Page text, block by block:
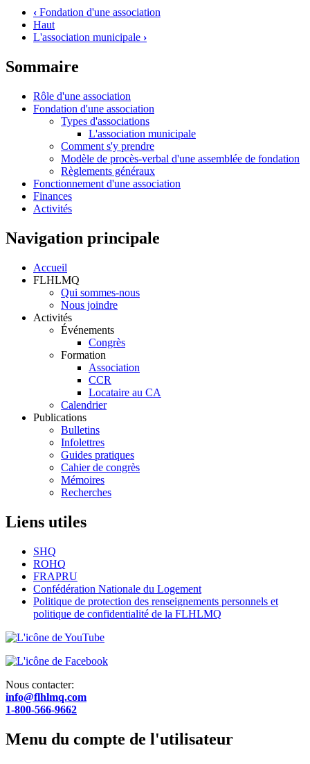
‹ Fondation d'une association
Haut
L'association municipale ›
Sommaire
Rôle d'une association
Fondation d'une association
Types d'associations
L'association municipale
Comment s'y prendre
Modèle de procès-verbal d'une assemblée de fondation
Règlements généraux
Fonctionnement d'une association
Finances
Activités
Navigation principale
Accueil
FLHLMQ
Qui sommes-nous
Nous joindre
Activités
Événements
Congrès
Formation
Association
CCR
Locataire au CA
Calendrier
Publications
Bulletins
Infolettres
Guides pratiques
Cahier de congrès
Mémoires
Recherches
Liens utiles
SHQ
ROHQ
FRAPRU
Confédération Nationale du Logement
Politique de protection des renseignements personnels et
politique de confidentialité de la FLHLMQ
Nous contacter:
info@flhlmq.com
1-800-566-9662
Menu du compte de l'utilisateur